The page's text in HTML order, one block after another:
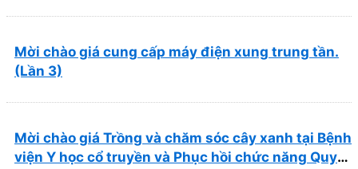
Mời chào giá cung cấp máy điện xung trung tần.
(Lần 3)
Mời chào giá Trồng và chăm sóc cây xanh tại Bệnh
viện Y học cổ truyền và Phục hồi chức năng Quy